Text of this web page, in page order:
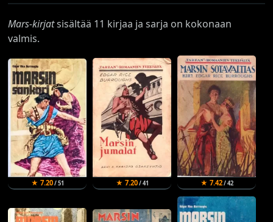
Mars-kirjatsisältää 11 kirjaa ja sarja on kokonaan
valmis.
★ 7.20/ 51 ★ 7.20/ 41 ★ 7.42/ 42